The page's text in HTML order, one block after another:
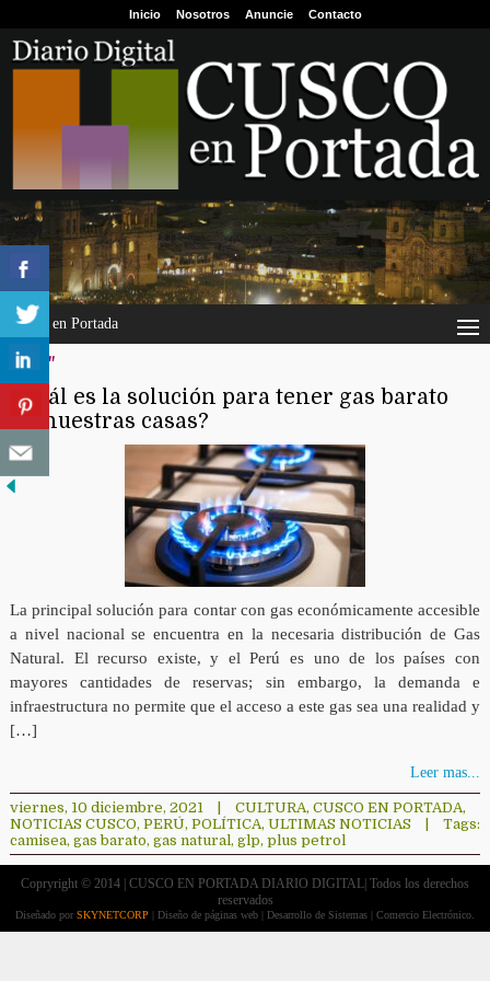
Inicio Nosotros Anuncie Contacto
Cusco en Portada
"glp"
¿Cuál es la solución para tener gas barato
en nuestras casas?
La principal solución para contar con gas económicamente accesible
a nivel nacional se encuentra en la necesaria distribución de Gas
Natural. El recurso existe, y el Perú es uno de los países con
mayores cantidades de reservas; sin embargo, la demanda e
infraestructura no permite que el acceso a este gas sea una realidad y
[…]
Leer mas...
viernes, 10 diciembre, 2021 CULTURA, CUSCO EN PORTADA,
NOTICIAS CUSCO, PERÚ, POLÍTICA, ULTIMAS NOTICIAS
Tags:
camisea, gas barato, gas natural, glp, plus petrol
Copryright © 2014 | CUSCO EN PORTADA DIARIO DIGITAL| Todos los derechos
reservados
Diseñado por SKYNETCORP | Diseño de páginas web | Desarrollo de Sistemas | Comercio Electrónico.